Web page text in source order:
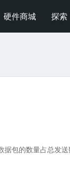
硬件商城 探索
包的数量占总发